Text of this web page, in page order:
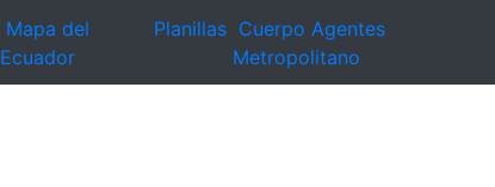
Mapa del
Ecuador
Planillas Cuerpo Agentes
Metropolitano